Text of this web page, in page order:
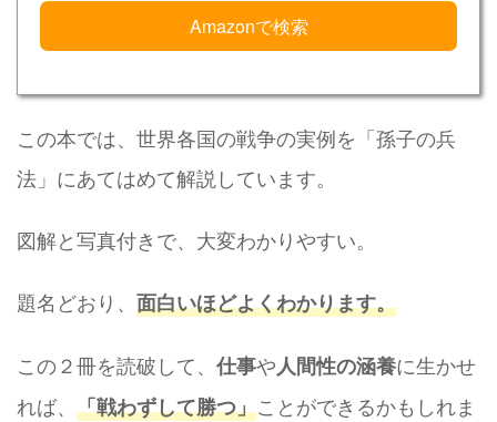
Amazonで検索
この本では、世界各国の戦争の実例を「孫子の兵
法」にあてはめて解説しています。
図解と写真付きで、大変わかりやすい。
題名どおり、 面白いほどよくわかります。
この２冊を読破して、 仕事や人間性の涵養に生かせ
れば、 「戦わずして勝つ」ことができるかもしれま